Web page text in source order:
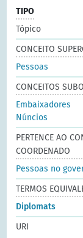
TIPO
Tópico
CONCEITO
Pessoas
CONCEITOS
Embaixadores
Núncios
PERTENCE AO
COORDENADO
Pessoas no
TERMOS
Diplomats
URI